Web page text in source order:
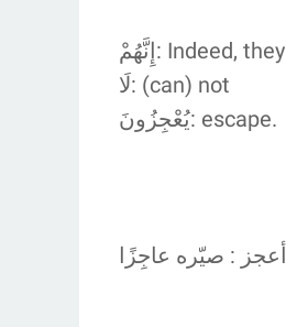
إِنَّهُمْ: Indeed, they
لَا: (can) not
يُعْجِزُونَ: escape.